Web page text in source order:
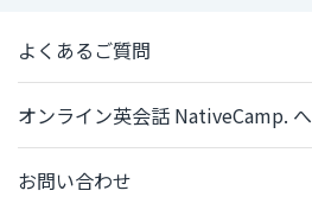
よくあるご質問
オンライン英会話 NativeCamp. へ
お問い合わせ